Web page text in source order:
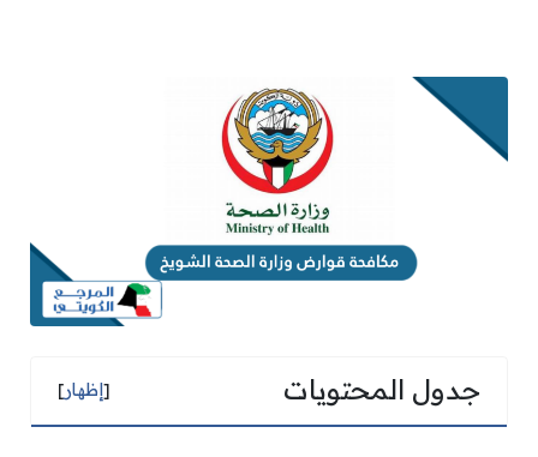
جدول المحتويات [إظهار]